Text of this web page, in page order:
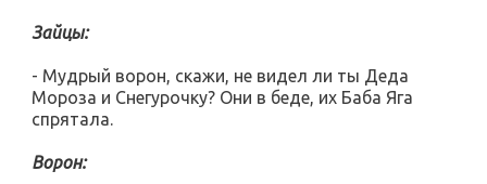
Зайцы:
- Мудрый ворон, скажи, не видел ли ты Деда
Мороза и Снегурочку? Они в беде, их Баба Яга
спрятала.
Ворон: